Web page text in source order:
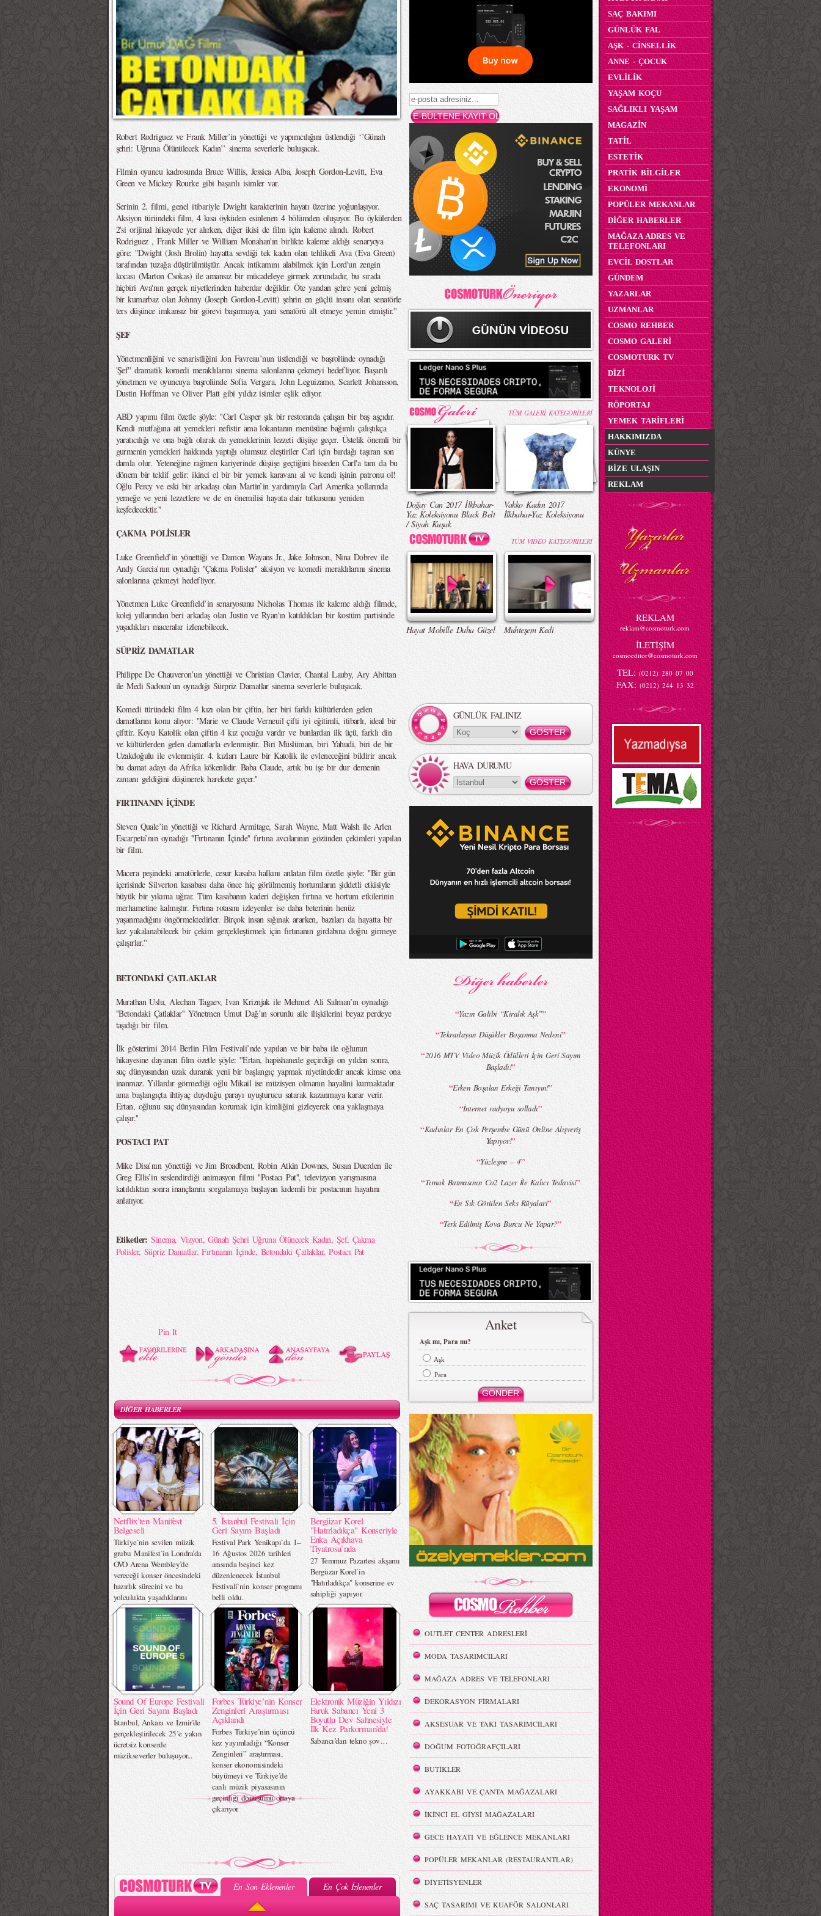
Robert Rodriguez ve Frank Miller’in yönettiği ve yapımcılığını üstlendiği ‘’Günah
şehri: Uğruna Ölünülecek Kadın’’ sinema severlerle buluşacak.
Filmin oyuncu kadrosunda Bruce Willis, Jessica Alba, Joseph Gordon-Levitt, Eva
Green ve Mickey Rourke gibi başarılı isimler var.
Serinin 2. filmi, genel itibariyle Dwight karakterinin hayatı üzerine yoğunlaşıyor.
Aksiyon türündeki film, 4 kısa öyküden esinlenen 4 bölümden oluşuyor. Bu öykülerden
2'si orijinal hikayede yer alırken, diğer ikisi de film için kaleme alındı. Robert
Rodriguez , Frank Miller ve William Monahan'ın birlikte kaleme aldığı senaryoya
göre: ''Dwight (Josh Brolin) hayatta sevdiği tek kadın olan tehlikeli Ava (Eva Green)
tarafından tuzağa düşürülmüştür. Ancak intikamını alabilmek için Lord'un zengin
kocası (Marton Csokas) ile amansız bir mücadeleye girmek zorundadır, bu sırada
hiçbiri Ava'nın gerçek niyetlerinden haberdar değildir. Öte yandan şehre yeni gelmiş
bir kumarbaz olan Johnny (Joseph Gordon-Levitt) şehrin en güçlü insanı olan senatörle
ters düşünce imkansız bir görevi başarmaya, yani senatörü alt etmeye yemin etmiştir.''
ŞEF
Yönetmenliğini ve senaristliğini Jon Favreau’nun üstlendiği ve başrolünde oynadığı
'Şef'' dramatik komedi meraklılarını sinema salonlarına çekmeyi hedefliyor. Başarılı
yönetmen ve oyuncuya başrolünde Sofia Vergara, John Leguizamo, Scarlett Johansson,
Dustin Hoffman ve Oliver Platt gibi yıldız isimler eşlik ediyor.
ABD yapımı film özetle şöyle: ''Carl Casper şık bir restoranda çalışan bir baş aşçıdır.
Kendi mutfağına ait yemekleri nefistir ama lokantanın menüsüne bağımlı çalıştıkça
yaratıcılığı ve ona bağlı olarak da yemeklerinin lezzeti düşüşe geçer. Üstelik önemli bir
gurmenin yemekleri hakkında yaptığı olumsuz eleştiriler Carl için bardağı taşıran son
damla olur. Yeteneğine rağmen kariyerinde düşüşe geçtiğini hisseden Carl'a tam da bu
dönem bir teklif gelir: ikinci el bir bir yemek karavanı al ve kendi işinin patronu ol!
Oğlu Percy ve eski bir arkadaşı olan Martin’in yardımıyla Carl Amerika yollarında
yemeğe ve yeni lezzetlere ve de en önemilisi hayata dair tutkusunu yeniden
keşfedecektir.''
ÇAKMA POLİSLER
Luke Greenfield’in yönettiği ve Damon Wayans Jr., Jake Johnson, Nina Dobrev ile
Andy Garcia’nın oynadığı ''Çakma Polisler'' aksiyon ve komedi meraklılarını sinema
salonlarına çekmeyi hedefliyor.
Yönetmen Luke Greenfield’in senaryosunu Nicholas Thomas ile kaleme aldığı filmde,
kolej yıllarından beri arkadaş olan Justin ve Ryan'ın katıldıkları bir kostüm partisinde
yaşadıkları maceralar izlenebilecek.
SÜPRİZ DAMATLAR
Philippe De Chauveron’un yönettiği ve Christian Clavier, Chantal Lauby, Ary Abittan
ile Medi Sadoun’un oynadığı Sürpriz Damatlar sinema severlerle buluşacak.
Komedi türündeki film 4 kızı olan bir çiftin, her biri farklı kültürlerden gelen
damatlarını konu alıyor: ''Marie ve Claude Verneuil çifti iyi eğitimli, itibarlı, ideal bir
çifttir. Koyu Katolik olan çiftin 4 kız çocuğu vardır ve bunlardan ilk üçü, farklı din
ve kültürlerden gelen damatlarla evlenmiştir. Biri Müslüman, biri Yahudi, biri de bir
Uzakdoğulu ile evlenmiştir. 4. kızları Laure bir Katolik ile evleneceğini bildirir ancak
bu damat adayı da Afrika kökenlidir. Baba Claude, artık bu işe bir dur demenin
zamanı geldiğini düşünerek harekete geçer.''
FIRTINANIN İÇİNDE
Steven Quale’in yönettiği ve Richard Armitage, Sarah Wayne, Matt Walsh ile Arlen
Escarpeta’nın oynadığı ''Fırtınanın İçinde'' fırtına avcılarının gözünden çekimleri yapılan
bir film.
Macera peşindeki amatörlerle, cesur kasaba halkını anlatan film özetle şöyle: ''Bir gün
içerisinde Silverton kasabası daha önce hiç görülmemiş hortumların şiddetli etkisiyle
büyük bir yıkıma uğrar. Tüm kasabanın kaderi değişken fırtına ve hortum etkilerinin
merhametine kalmıştır. Fırtına rotasını izleyenler ise daha beterinin henüz
yaşanmadığını öngörmektedirler. Birçok insan sığınak ararken, bazıları da hayatta bir
kez yakalanabilecek bir çekim gerçekleştirmek için fırtınanın girdabına doğru girmeye
çalışırlar.''
BETONDAKİ ÇATLAKLAR
Murathan Uslu, Alechan Tagaev, Ivan Kriznjak ile Mehmet Ali Salman’ın oynadığı
''Betondaki Çatlaklar'' Yönetmen Umut Dağ’ın sorunlu aile ilişkilerini beyaz perdeye
taşıdığı bir film.
İlk gösterimi 2014 Berlin Film Festivali’nde yapılan ve bir baba ile oğlunun
hikayesine dayanan film özetle şöyle: ''Ertan, hapishanede geçirdiği on yıldan sonra,
suç dünyasından uzak durarak yeni bir başlangıç yapmak niyetindedir ancak kimse ona
inanmaz. Yıllardır görmediği oğlu Mikail ise müzisyen olmanın hayalini kurmaktadır
ama başlangıçta ihtiyaç duyduğu parayı uyuşturucu satarak kazanmaya karar verir.
Ertan, oğlunu suç dünyasından korumak için kimliğini gizleyerek ona yaklaşmaya
çalışır.''
POSTACI PAT
Mike Disa’nın yönettiği ve Jim Broadbent, Robin Atkin Downes, Susan Duerden ile
Greg Ellis’in seslendirdiği animasyon filmi ''Postacı Pat'', televizyon yarışmasına
katıldıktan sonra inançlarını sorgulamaya başlayan kıdemli bir postacının hayatını
anlatıyor.
Etiketler:Sinema, Vizyon,Günah Şehri Uğruna Ölünecek Kadın, Şef,Çakma
Polisler, Süpriz Damatlar,Fırtınanın İçinde, Betondaki Çatlaklar,Postacı Pat
Pin It
DİĞER HABERLER
Netflix’ten Manifest
Belgeseli
Türkiye`nin sevilen müzik
grubu Manifest`in Londra’da
OVO Arena Wembley’de
vereceği konser öncesindeki
hazırlık sürecini ve bu
yolculukta yaşadıklarını
ekrana taşıyacak bir belgesel
müjdesi verdi.
5. İstanbul Festivali İçin
Geri Sayım Başladı
Festival Park Yenikapı`da 1–
16 Ağustos 2026 tarihleri
arasında beşinci kez
düzenlenecek İstanbul
Festivali`nin konser programı
belli oldu.
Bergüzar Korel
"Hatırladıkça" Konseriyle
Enka Açıkhava
Tiyatrosu`nda
27 Temmuz Pazartesi akşamı
Bergüzar Korel`in
"Hatırladıkça" konserine ev
sahipliği yapıyor.
Sound Of Europe Festivali
İçin Geri Sayım Başladı
İstanbul, Ankara ve İzmir’de
gerçekleştirilecek 25’e yakın
ücretsiz konserde
müzikseverler buluşuyor...
Forbes Türkiye’nin Konser
Zenginleri Araştırması
Açıklandı
Forbes Türkiye’nin üçüncü
kez yayımladığı “Konser
Zenginleri” araştırması,
konser ekonomisindeki
büyümeyi ve Türkiye’de
canlı müzik piyasasının
geçirdiği dönüşümü ortaya
çıkarıyor.
Elektronik Müziğin Yıldızı
Faruk Sabancı Yeni 3
Boyutlu Dev Sahnesiyle
İlk Kez Parkorman’da!
Sabancı’dan tekno şov…
En Son Eklenenler En Çok İzlenenler
TÜM GALERİ KATEGORİLERİ
Doğay Can 2017 İlkbahar-
Yaz Koleksiyonu Black Belt
/ Siyah Kuşak
Vakko Kadın 2017
İlkbahar-Yaz Koleksiyonu
TÜM VIDEO KATEGORİLERİ
Hayat Mobille Daha Güzel Muhteşem Kedi
GÜNLÜK FALINIZ
HAVA DURUMU
“Yazın Galibi “Kiralık Aşk””
“Tekrarlayan Düşükler Boşanma Nedeni”
“2016 MTV Video Müzik Ödülleri İçin Geri Sayım
Başladı!”
“Erken Boşalan Erkeği Tanıyın!”
“İnternet radyoyu solladı”
“Kadınlar En Çok Perşembe Günü Online Alışveriş
Yapıyor!”
“Yüzleşme – 4”
“Tırnak Batmasının Co2 Lazer İle Kalıcı Tedavisi”
“En Sık Görülen Seks Rüyaları”
“Terk Edilmiş Kova Burcu Ne Yapar?”
Anket
Aşk mı, Para mı?
Aşk
Para
OUTLET CENTER ADRESLERİ
MODA TASARIMCILARI
MAĞAZA ADRES VE TELEFONLARI
DEKORASYON FİRMALARI
AKSESUAR VE TAKI TASARIMCILARI
DOĞUM FOTOĞRAFÇILARI
BUTİKLER
AYAKKABI VE ÇANTA MAĞAZALARI
İKİNCİ EL GİYSİ MAĞAZALARI
GECE HAYATI VE EĞLENCE MEKANLARI
POPÜLER MEKANLAR (RESTAURANTLAR)
DİYETİSYENLER
SAÇ TASARIMI VE KUAFÖR SALONLARI
SAÇ BAKIMI
GÜNLÜK FAL
AŞK - CİNSELLİK
ANNE - ÇOCUK
EVLİLİK
YAŞAM KOÇU
SAĞLIKLI YAŞAM
MAGAZİN
TATİL
ESTETİK
PRATİK BİLGİLER
EKONOMİ
POPÜLER MEKANLAR
DİĞER HABERLER
MAĞAZA ADRES VE
TELEFONLARI
EVCİL DOSTLAR
GÜNDEM
YAZARLAR
UZMANLAR
COSMO REHBER
COSMO GALERİ
COSMOTURK TV
DİZİ
TEKNOLOJİ
RÖPORTAJ
YEMEK TARİFLERİ
HAKKIMIZDA
KÜNYE
BİZE ULAŞIN
REKLAM
REKLAM
reklam@cosmoturk.com
İLETİŞİM
cosmoeditor@cosmoturk.com
TEL: (0212) 280 07 00
FAX: (0212) 244 13 32